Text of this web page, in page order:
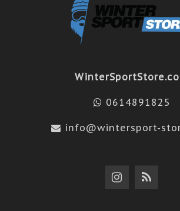
0614891825
info@wintersport-